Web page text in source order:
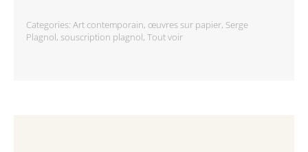
Categories: Art contemporain, œuvres sur papier, Serge
Plagnol, souscription plagnol, Tout voir